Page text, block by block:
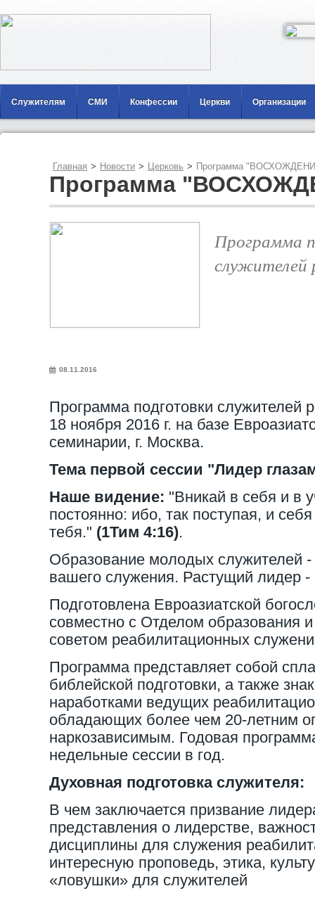
Служителям СМИ Конфессии Церкви Организации
Главная > Новости > Церковь > Программа
Программа
Программа
служителей
08.11.2016
Программа подготовки служителей
18 ноября 2016 г. на базе
семинарии, г. Москва.
Тема первой сессии "Лидер
Наше видение: "Вникай в себя и в
постоянно: ибо, так поступая, и
тебя." (1Тим 4:16).
Образование молодых служителей
вашего служения. Растущий лидер
Подготовлена Евроазиатской
совместно с Отделом образования
советом реабилитационных
Программа представляет собой
библейской подготовки, а также
наработками ведущих
обладающих более чем 20-летним
наркозависимым. Годовая
недельные сессии в год.
Духовная подготовка служителя:
В чем заключается призвание
представления о лидерстве,
дисциплины для служения
интересную проповедь, этика,
«ловушки» для служителей